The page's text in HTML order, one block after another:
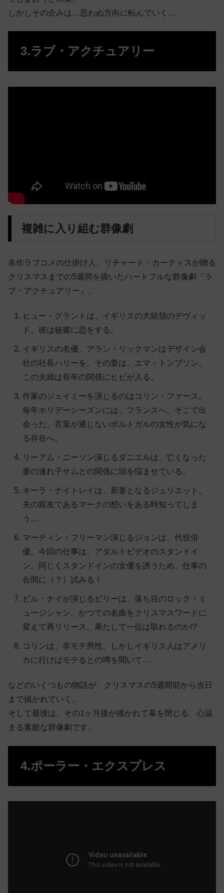
しかしその企みは…思わぬ方向に転んでいく…
3.ラブ・アクチュアリー
複雑に入り組む群像劇
名作ラブコメの仕掛け人、リチャード・カーティスが贈る
クリスマスまでの5週間を描いたハートフルな群像劇『ラ
ブ・アクチュアリー』。
ヒュー・グラントは、イギリスの大統領のデヴィッ
ド。彼は秘書に恋をする。
イギリスの名優、アラン・リックマンはデザイン会
社の社長ハリーを。その妻は、エマ・トンプソン。
この夫婦は長年の関係にヒビが入る。
作家のジェイミーを演じるのはコリン・ファース。
毎年ホリデーシーズンには、フランスへ。そこで出
会った、言葉が通じないポルトガルの女性が気にな
る存在へ。
リーアム・ニーソン演じるダニエルは、亡くなった
妻の連れ子サムとの関係に頭を悩ませている。
キーラ・ナイトレイは、新妻となるジュリエット。
夫の親友であるマークの想いをある時知ってしま
う…
マーティン・フリーマン演じるジョンは、代役俳
優。今回の仕事は、アダルトビデオのスタンドイ
ン。同じくスタンドインの女優を誘うため、仕事の
合間に（？）試みる！
ビル・ナイが演じるビリーは、落ち目のロック・ミ
ュージシャン。かつての名曲をクリスマスワードに
変えて再リリース。果たして一位は取れるのか!?
コリンは、非モテ男性。しかしイギリス人はアメリ
カに行けばモテるとの噂を聞いて…
などのいくつもの物語が、クリスマスの5週間前から当日
まで描かれていく。
そして最後は、その1ヶ月後が描かれて幕を閉じる、心温
まる素敵な群像劇です。
4.ポーラー・エクスプレス